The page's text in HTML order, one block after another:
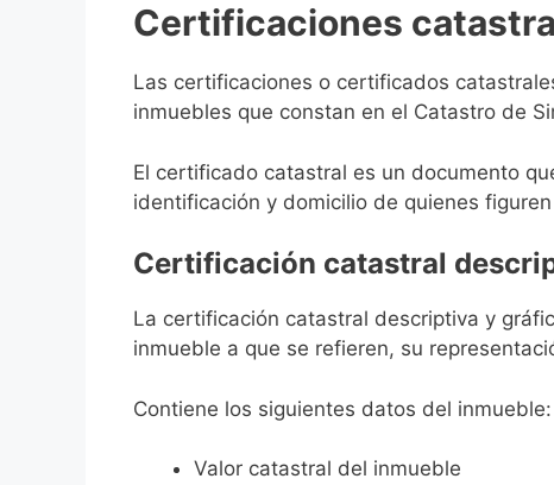
Certificaciones
Las certificaciones o certificados
inmuebles que constan en el Catastro de
El certificado catastral es un documento
identificación y domicilio de quienes
Certificación catastral
La certificación catastral descriptiva y
inmueble a que se refieren, su
Contiene los siguientes datos del inmueble:
Valor catastral del inmueble